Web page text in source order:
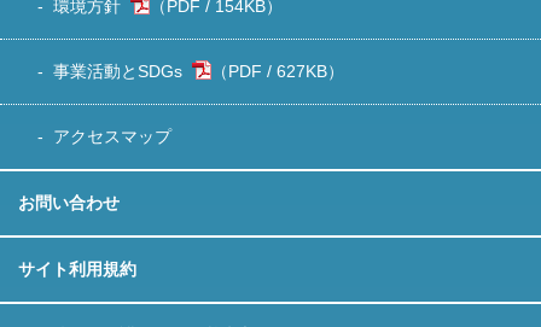
環境方針 154KB）
事業活動とSDGs 627KB）
アクセスマップ
お問い合わせ
サイト利用規約